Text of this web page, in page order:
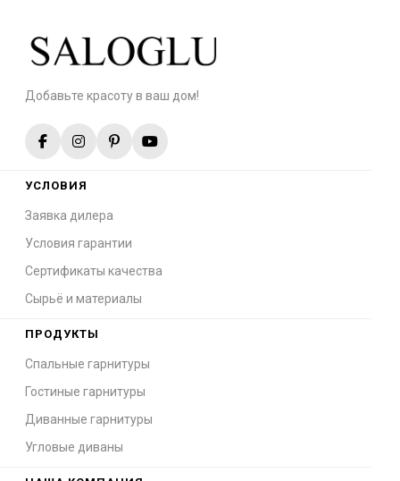
Добавьте красоту в ваш дом!
УСЛОВИЯ
Заявка дилера
Условия гарантии
Сертификаты качества
Сырьё и материалы
ПРОДУКТЫ
Спальные гарнитуры
Гостиные гарнитуры
Диванные гарнитуры
Угловые диваны